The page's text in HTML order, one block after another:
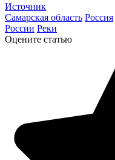
Источник
Самарская область Россия
России Реки
Оцените статью